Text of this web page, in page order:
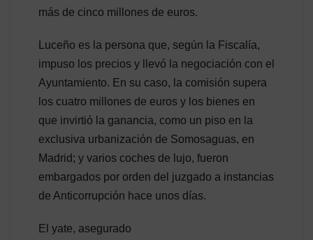
más de cinco millones de euros.
Luceño es la persona que, según la Fiscalía,
impuso los precios y llevó la negociación con el
Ayuntamiento. En su caso, la comisión supera
los cuatro millones de euros y los bienes en
que invirtió la ganancia, como un piso en la
exclusiva urbanización de Somosaguas, en
Madrid; y varios coches de lujo, fueron
embargados por orden del juzgado a instancias
de Anticorrupción hace unos días.
El yate, asegurado